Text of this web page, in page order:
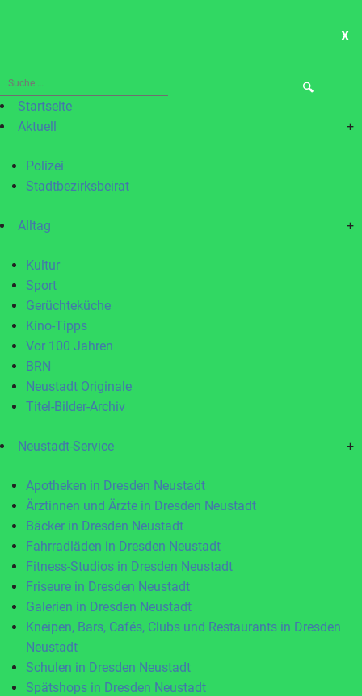
X
Suche
nach:Startseite
Aktuell
+
Polizei
Stadtbezirksbeirat
Alltag +
Kultur
Sport
Gerüchteküche
Kino-Tipps
Vor 100 Jahren
BRN
Neustadt Originale
Titel-Bilder-Archiv
Neustadt-Service +
Apotheken in Dresden Neustadt
Ärztinnen und Ärzte in Dresden Neustadt
Bäcker in Dresden Neustadt
Fahrradläden in Dresden Neustadt
Fitness-Studios in Dresden Neustadt
Friseure in Dresden Neustadt
Galerien in Dresden Neustadt
Kneipen, Bars, Cafés, Clubs und Restaurants in Dresden
Neustadt
Schulen in Dresden Neustadt
Spätshops in Dresden Neustadt